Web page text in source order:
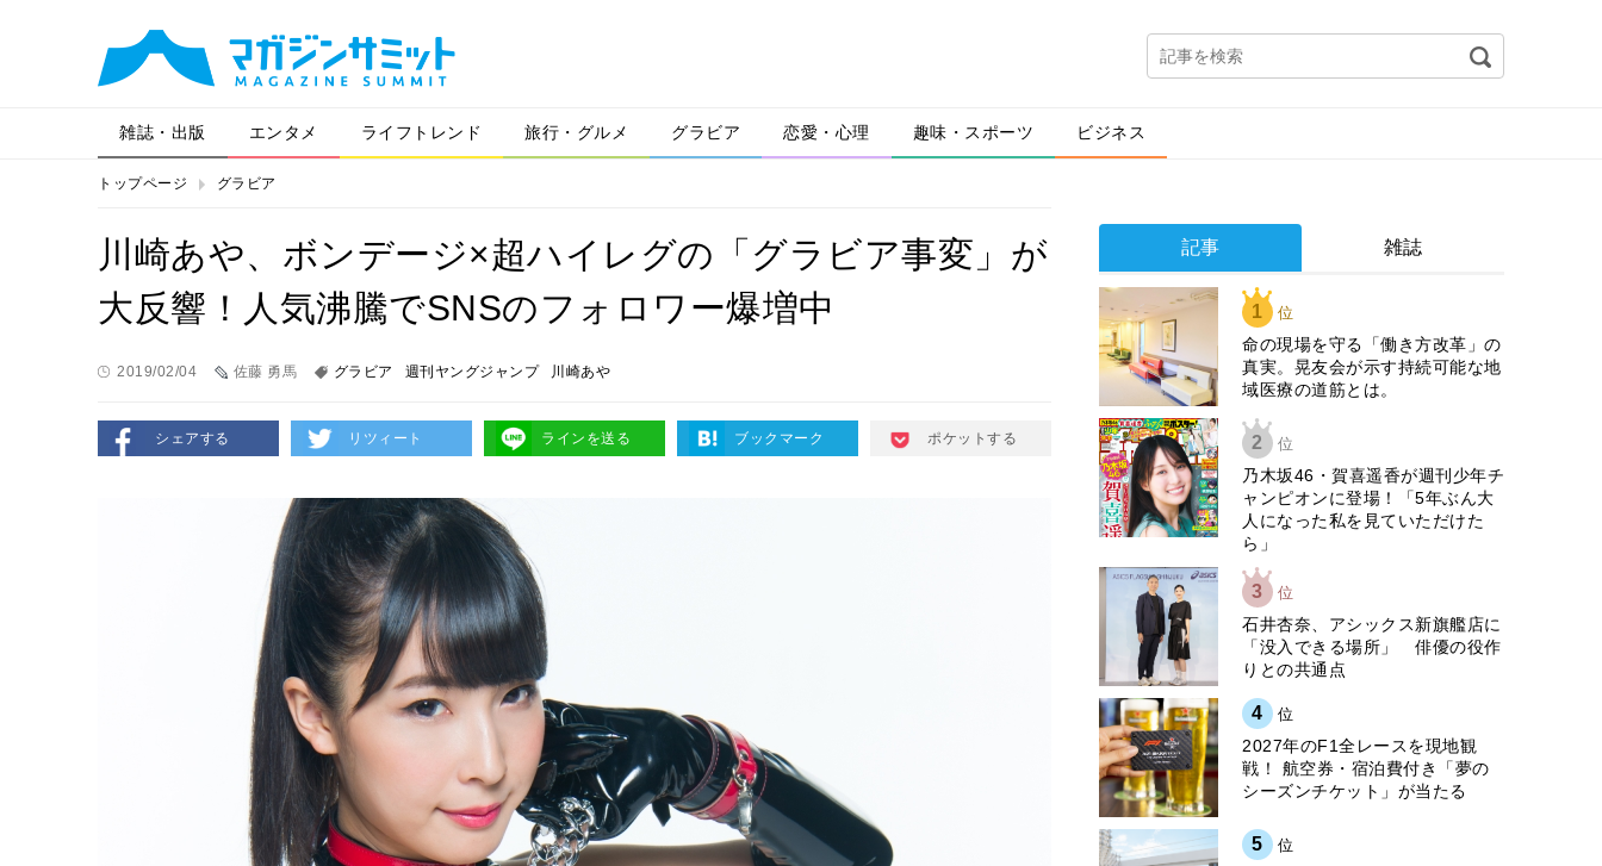
雑誌・出版 エンタメ ライフトレンド 旅行・グルメ グラビア 恋愛・心理 趣味・スポーツ ビジネス
トップページ グラビア
川崎あや、ボンデージ×超ハイレグの「グラビア事変」が
大反響！人気沸騰でSNSのフォロワー爆増中
2019/02/04 佐藤 勇馬 グラビア 週刊ヤングジャンプ 川崎あや
シェアする リツィート ラインを送る ブックマーク ポケットする
記事 雑誌
1 位
​命の現場を守る「働き方改革」の
真実。晃友会が示す持続可能な地
域医療の道筋とは。
2 位
乃木坂46・賀喜遥香が週刊少年チ
ャンピオンに登場！「5年ぶん大
人になった私を見ていただけた
ら」
3 位
石井杏奈、アシックス新旗艦店に
「没入できる場所」 俳優の役作
りとの共通点
4 位
2027年のF1全レースを現地観
戦！ 航空券・宿泊費付き「夢の
シーズンチケット」が当たる
5 位